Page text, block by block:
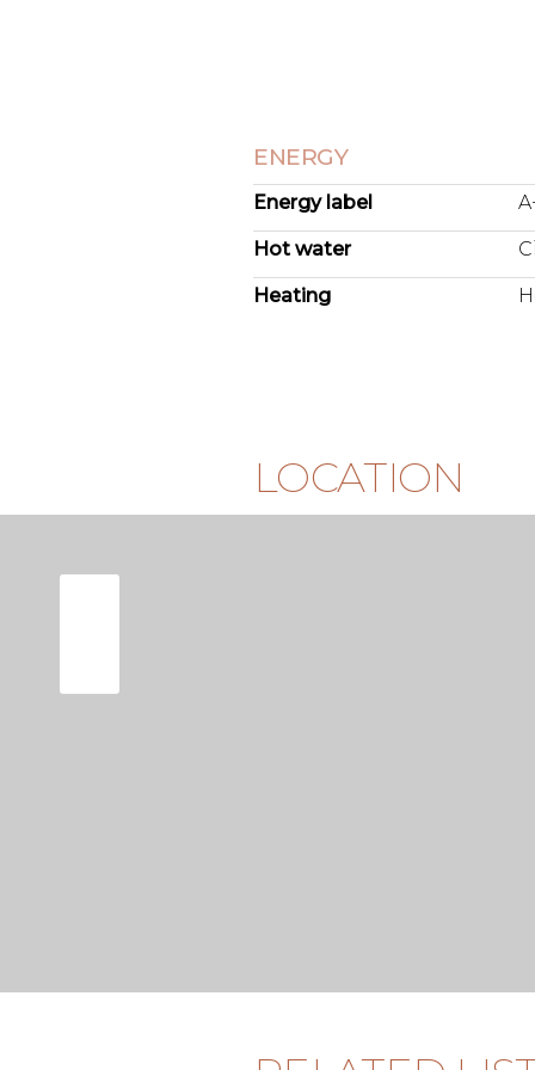
en een grote eettafel. Door
zuiden geniet je hier de hele
ENERGY
Energy label
Hot water
Heating
LOCATION